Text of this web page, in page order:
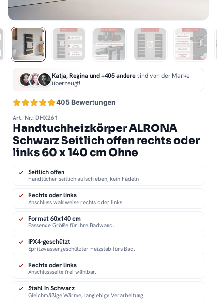
405 Bewertungen
Katja, Regina und +405 anderesind von der Marke
überzeugt!
Art.-Nr.: DHX261
Handtuchheizkörper ALRONA
Schwarz Seitlich offen rechts oder
links 60 x 140 cm Ohne
Seitlich offen
Handtücher seitlich aufschieben, kein Fädeln.
Rechts oder links
Anschluss wahlweise rechts oder links.
Format 60x140 cm
Passende Größe für Ihre Badwand.
IPX4-geschützt
Spritzwassergeschützter Heizstab fürs Bad.
Rechts oder links
Anschlussseite frei wählbar.
Stahl in Schwarz
Gleichmäßige Wärme, langlebige Verarbeitung.